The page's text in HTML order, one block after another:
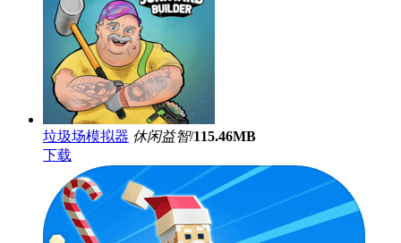
垃圾场模拟器 休闲益智/115.46MB
下载